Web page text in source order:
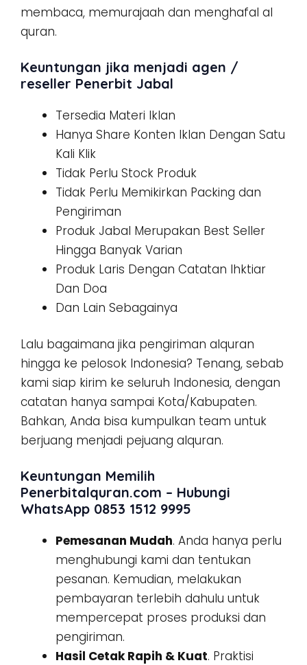
membaca, memurajaah dan menghafal al
quran.
Keuntungan jika menjadi agen /
reseller Penerbit Jabal
Tersedia Materi Iklan
Hanya Share Konten Iklan Dengan Satu
Kali Klik
Tidak Perlu Stock Produk
Tidak Perlu Memikirkan Packing dan
Pengiriman
Produk Jabal Merupakan Best Seller
Hingga Banyak Varian
Produk Laris Dengan Catatan Ihktiar
Dan Doa
Dan Lain Sebagainya
Lalu bagaimana jika pengiriman alquran
hingga ke pelosok Indonesia? Tenang, sebab
kami siap kirim ke seluruh Indonesia, dengan
catatan hanya sampai Kota/Kabupaten.
Bahkan, Anda bisa kumpulkan team untuk
berjuang menjadi pejuang alquran.
Keuntungan Memilih
Penerbitalquran.com – Hubungi
WhatsApp 0853 1512 9995
Pemesanan Mudah. Anda hanya perlu
menghubungi kami dan tentukan
pesanan. Kemudian, melakukan
pembayaran terlebih dahulu untuk
mempercepat proses produksi dan
pengiriman.
Hasil Cetak Rapih & Kuat. Praktisi